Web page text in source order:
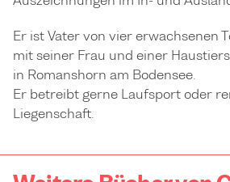
Er ist Vater von vier erwachsenen
mit seiner Frau und einer
in Romanshorn am Bodensee.
Er betreibt gerne Laufsport oder
Liegenschaft.